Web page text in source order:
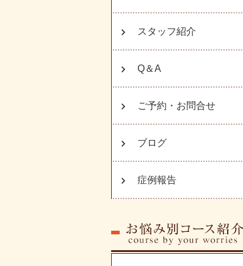
スタッフ紹介
Q＆A
ご予約・お問合せ
ブログ
症例報告